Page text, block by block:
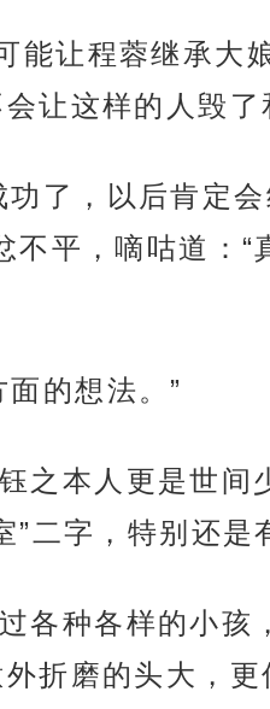
让程蓉继承大
让这样的人毁了
了，以后肯定
平，嘀咕道：
的想法。”
之本人更是世间
二字，特别还是
各种各样的小孩
折磨的头大，